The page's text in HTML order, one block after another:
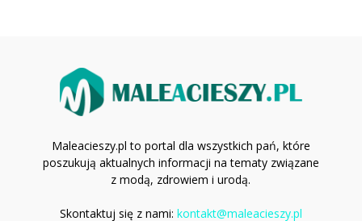
Maleacieszy.pl to portal dla wszystkich pań, które
poszukują aktualnych informacji na tematy związane
z modą, zdrowiem i urodą.
Skontaktuj się z nami: kontakt@maleacieszy.pl